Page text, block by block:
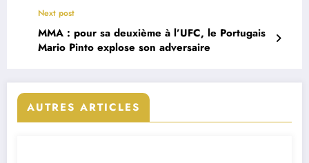
Next post
MMA : pour sa deuxième à l’UFC, le Portugais
Mario Pinto explose son adversaire
AUTRES ARTICLES